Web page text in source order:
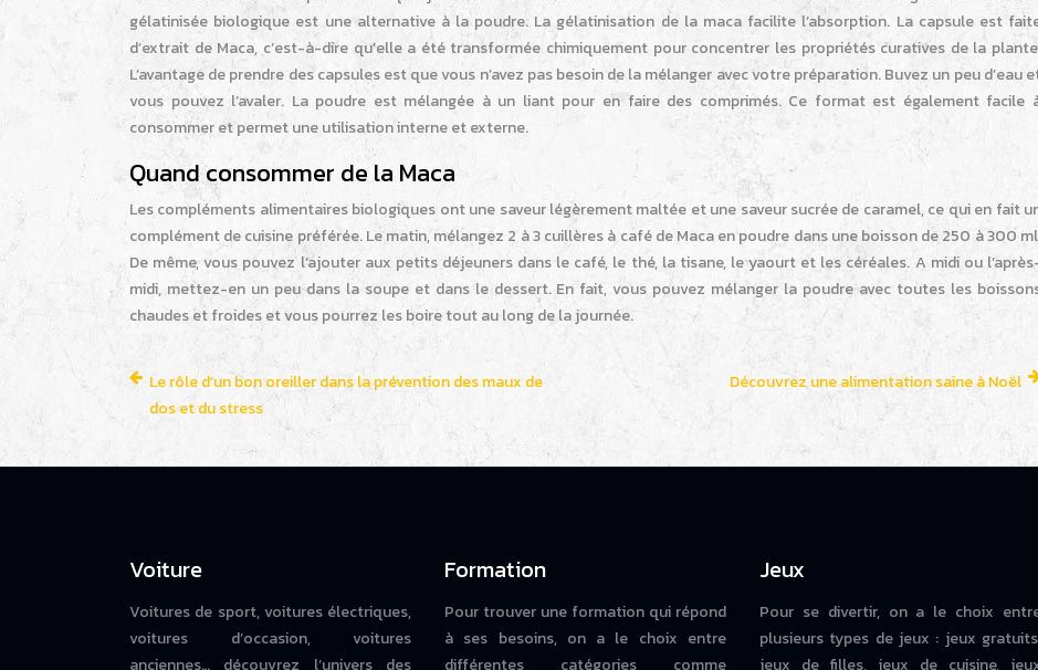
gélatinisée biologique est une alternative à la poudre. La gélatinisation de la maca facilite l’absorption. La capsule est
d’extrait de Maca, c’est-à-dire qu’elle a été transformée chimiquement pour concentrer les propriétés curatives de la
L’avantage de prendre des capsules est que vous n’avez pas besoin de la mélanger avec votre préparation. Buvez un peu d’eau
vous pouvez l’avaler. La poudre est mélangée à un liant pour en faire des comprimés. Ce format est également facile
consommer et permet une utilisation interne et externe.
Quand consommer de la Maca
Les compléments alimentaires biologiques ont une saveur légèrement maltée et une saveur sucrée de caramel, ce qui en fait
complément de cuisine préférée. Le matin, mélangez 2 à 3 cuillères à café de Maca en poudre dans une boisson de 250 à 300
De même, vous pouvez l’ajouter aux petits déjeuners dans le café, le thé, la tisane, le yaourt et les céréales. A midi ou
midi, mettez-en un peu dans la soupe et dans le dessert. En fait, vous pouvez mélanger la poudre avec toutes les
chaudes et froides et vous pourrez les boire tout au long de la journée.
Le rôle d’un bon oreiller dans la prévention des maux de
dos et du stress
Découvrez une alimentation saine à Noël
Voiture
Voitures de sport, voitures électriques,
voitures d’occasion, voitures
anciennes… découvrez l’univers des
Formation
Pour trouver une formation qui répond
à ses besoins, on a le choix entre
différentes catégories comme
Jeux
Pour se divertir, on a le choix
plusieurs types de jeux : jeux
jeux de filles, jeux de cuisine,